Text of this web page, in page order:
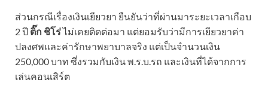
ส่วนกรณีเรื่องเงินเยียวยา ยืนยันว่าที่ผ่านมาระยะเวลาเกือบ
2 ปี ติ๊ก ชิโร่ไม่เคยติดต่อมา แต่ยอมรับว่ามีการเยียวยาค่า
ปลงศพและค่ารักษาพยาบาลจริง แต่เป็นจำนวนเงิน
250,000 บาท ซึ่งรวมกับเงิน พ.ร.บ.รถ และเงินที่ได้จากการ
เล่นคอนเสิร์ต